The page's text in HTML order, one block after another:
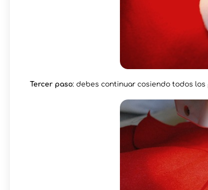
Tercer paso: debes continuar cosiendo todos